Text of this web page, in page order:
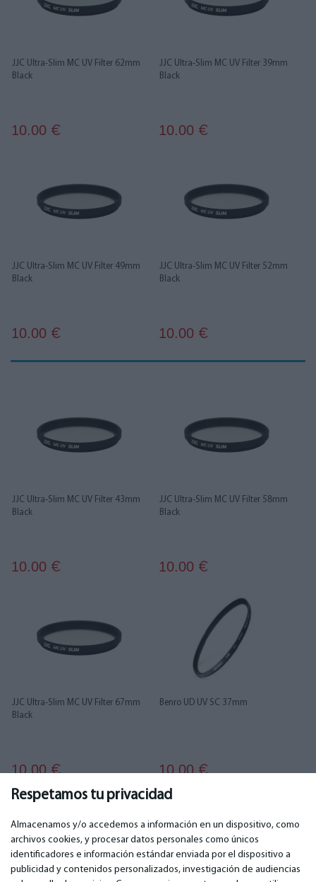
Respetamos tu privacidad
Almacenamos y/o accedemos a información en un dispositivo, como
archivos cookies, y procesar datos personales como únicos
identificadores e información estándar enviada por el dispositivo a
publicidad y contenidos personalizados, investigación de audiencias
JJC Ultra-Slim MC UV Filter 62mm
Black
10.00 €
JJC Ultra-Slim MC UV Filter 39mm
Black
10.00 €
JJC Ultra-Slim MC UV Filter 49mm
Black
10.00 €
JJC Ultra-Slim MC UV Filter 52mm
Black
10.00 €
JJC Ultra-Slim MC UV Filter 43mm
Black
10.00 €
JJC Ultra-Slim MC UV Filter 58mm
Black
10.00 €
JJC Ultra-Slim MC UV Filter 67mm
Black
10.00€
Benro UD UV SC 37mm
10.00€
IMPORTANTE CONTACTOS